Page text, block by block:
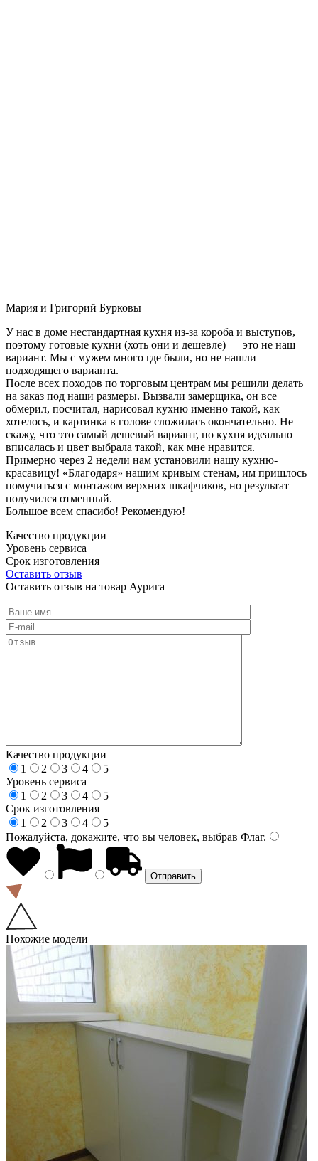
Мария и Григорий Бурковы
У нас в доме нестандартная кухня из-за короба и выступов,
поэтому готовые кухни (хоть они и дешевле) — это не наш
вариант. Мы с мужем много где были, но не нашли
подходящего варианта.
После всех походов по торговым центрам мы решили делать
на заказ под наши размеры. Вызвали замерщика, он все
обмерил, посчитал, нарисовал кухню именно такой, как
хотелось, и картинка в голове сложилась окончательно. Не
скажу, что это самый дешевый вариант, но кухня идеально
вписалась и цвет выбрала такой, как мне нравится.
Примерно через 2 недели нам установили нашу кухню-
красавицу! «Благодаря» нашим кривым стенам, им пришлось
помучиться с монтажом верхних шкафчиков, но результат
получился отменный.
Большое всем спасибо! Рекомендую!
Качество продукции
Уровень сервиса
Срок изготовления
Оставить отзыв
Оставить отзыв на товар Аурига
Качество продукции
1
2 3 4
5
Уровень сервиса
1
2 3 4
5
Срок изготовления
1
2 3 4
5
Пожалуйста, докажите, что вы человек, выбрав Флаг.
Похожие модели